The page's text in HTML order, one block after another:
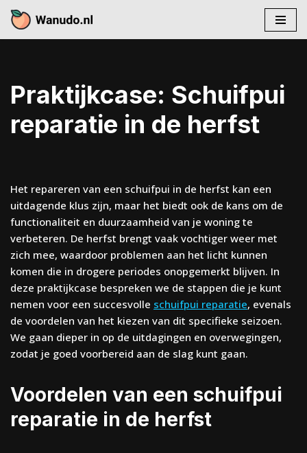
Skip
Praktijkcase: Schuifpui
reparatie in de herfst
Het repareren van een schuifpui in de herfst kan een
uitdagende klus zijn, maar het biedt ook de kans om de
functionaliteit en duurzaamheid van je woning te
verbeteren. De herfst brengt vaak vochtiger weer met
zich mee, waardoor problemen aan het licht kunnen
komen die in drogere periodes onopgemerkt blijven. In
deze praktijkcase bespreken we de stappen die je kunt
nemen voor een succesvolle schuifpui reparatie, evenals
de voordelen van het kiezen van dit specifieke seizoen.
We gaan dieper in op de uitdagingen en overwegingen,
zodat je goed voorbereid aan de slag kunt gaan.
Voordelen van een schuifpui
reparatie in de herfst